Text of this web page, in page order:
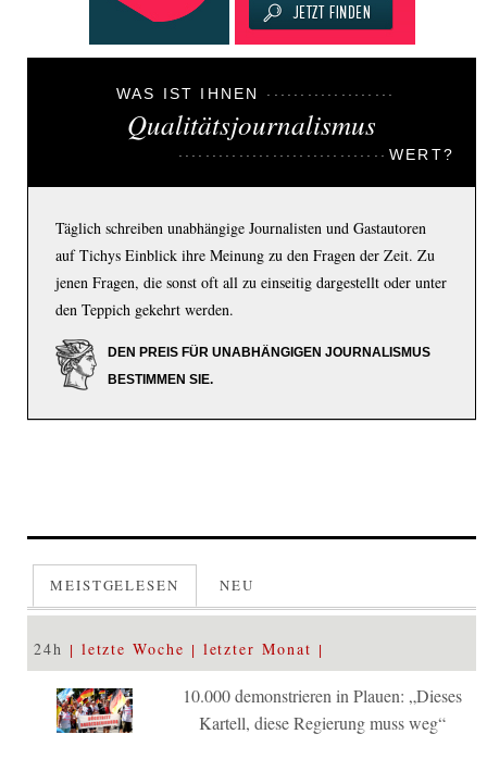
WAS IST IHNEN
Qualitätsjournalismus
WERT?
Täglich schreiben unabhängige Journalisten und Gastautoren
auf Tichys Einblick ihre Meinung zu den Fragen der Zeit. Zu
jenen Fragen, die sonst oft all zu einseitig dargestellt oder unter
den Teppich gekehrt werden.
DEN PREIS FÜR UNABHÄNGIGEN JOURNALISMUS
BESTIMMEN SIE.
MEISTGELESEN NEU
24h letzte Woche letzter Monat
10.000 demonstrieren in Plauen: „Dieses
Kartell, diese Regierung muss weg“